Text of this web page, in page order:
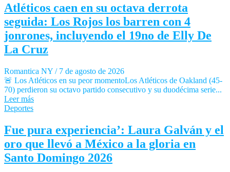
Atléticos caen en su octava derrota
seguida: Los Rojos los barren con 4
jonrones, incluyendo el 19no de Elly De
La Cruz
Romantica NY / 7 de agosto de 2026
🚨 Los Atléticos en su peor momentoLos Atléticos de Oakland (45-
70) perdieron su octavo partido consecutivo y su duodécima serie...
Leer más
Deportes
Fue pura experiencia’: Laura Galván y el
oro que llevó a México a la gloria en
Santo Domingo 2026